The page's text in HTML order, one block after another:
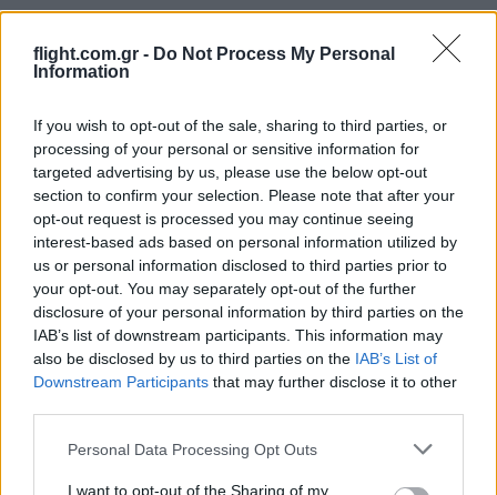
flight.com.gr - Do Not Process My Personal
Information
If you wish to opt-out of the sale, sharing to third parties, or
processing of your personal or sensitive information for
targeted advertising by us, please use the below opt-out
section to confirm your selection. Please note that after your
opt-out request is processed you may continue seeing
interest-based ads based on personal information utilized by
us or personal information disclosed to third parties prior to
your opt-out. You may separately opt-out of the further
disclosure of your personal information by third parties on the
IAB’s list of downstream participants. This information may
also be disclosed by us to third parties on the IAB’s List of
Downstream Participants that may further disclose it to other
Please note that this website/app uses one or more Google
not limited to your visit or usage behaviour. You may click to
Personal Data Processing Opt Outs
I want to opt-out of the Sharing of my
Rheinmetall–Lockheed Martin:
Ευρωπαϊκή παραγωγή ATACMS
10:55
Οι ΗΠΑ θα προσφέρουν βοήθεια 1 δις
δολαρίων στη νέα κυβέρνηση της
Κολομβίας